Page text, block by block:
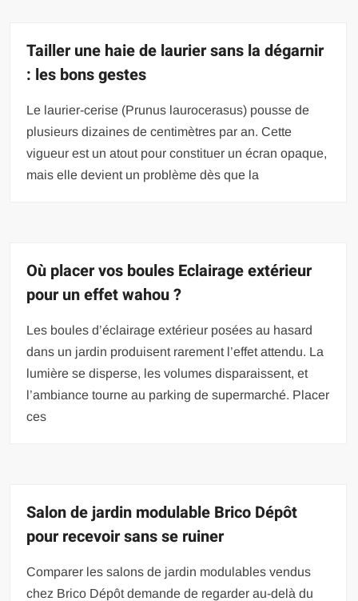
Tailler une haie de laurier sans la dégarnir
: les bons gestes
Le laurier-cerise (Prunus laurocerasus) pousse de
plusieurs dizaines de centimètres par an. Cette
vigueur est un atout pour constituer un écran opaque,
mais elle devient un problème dès que la
Où placer vos boules Eclairage extérieur
pour un effet wahou ?
Les boules d’éclairage extérieur posées au hasard
dans un jardin produisent rarement l’effet attendu. La
lumière se disperse, les volumes disparaissent, et
l’ambiance tourne au parking de supermarché. Placer
ces
Salon de jardin modulable Brico Dépôt
pour recevoir sans se ruiner
Comparer les salons de jardin modulables vendus
chez Brico Dépôt demande de regarder au-delà du